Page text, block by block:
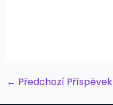
Post
← Předchozí Příspěvek